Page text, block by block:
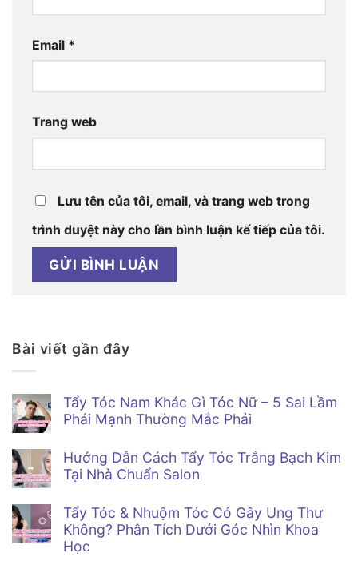
Email *
Trang web
Lưu tên của tôi, email, và trang web trong
trình duyệt này cho lần bình luận kế tiếp của tôi.
Bài viết gần đây
Tẩy Tóc Nam Khác Gì Tóc Nữ – 5 Sai Lầm
Phái Mạnh Thường Mắc Phải
bình
luận
ở
Tóc
Nam
Khác
Gì
Tóc
Hướng Dẫn Cách Tẩy Tóc Trắng Bạch Kim
Tại Nhà Chuẩn Salon
bình
luận
ở
Hướng
Tẩy Tóc & Nhuộm Tóc Có Gây Ung Thư
Không? Phân Tích Dưới Góc Nhìn Khoa
Học